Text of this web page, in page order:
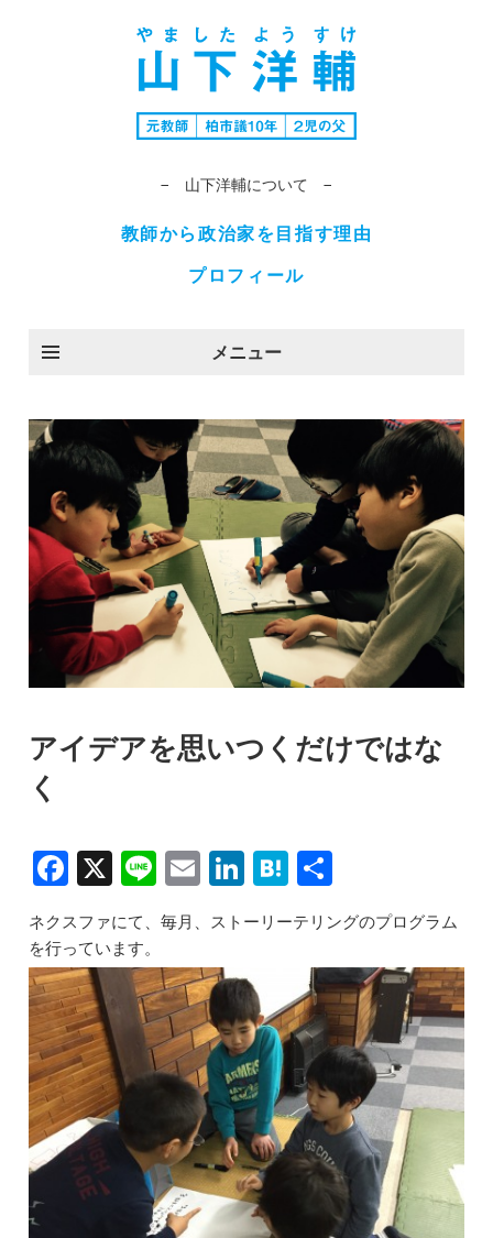
− 山下洋輔について −
教師から政治家を目指す理由
プロフィール
メニュー
アイデアを思いつくだけではな
く
F
c
e
b
o
o
k
X Li
n
e
E
m
ai
l
Li
n
k
e
dI
n
H
at
e
n
a
有
ネクスファにて、毎月、ストーリーテリングのプログラム
を行っています。